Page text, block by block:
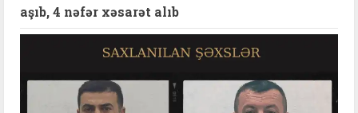
aşıb, 4 nəfər xəsarət alıb